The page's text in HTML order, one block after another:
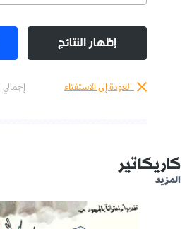
إظهار النتائج
العودة إلى الاستفتاء
كاريكاتير
المزيد